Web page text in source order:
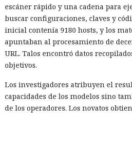
escáner rápido y una cadena para
buscar configuraciones, claves y
inicial contenía 9180 hosts, y los
apuntaban al procesamiento de
URL. Talos encontró datos
objetivos.
Los investigadores atribuyen el
capacidades de los modelos sino
de los operadores. Los novatos